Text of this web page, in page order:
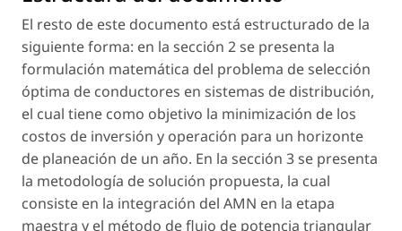
El resto de este documento está estructurado de la
siguiente forma: en la sección 2 se presenta la
formulación matemática del problema de selección
óptima de conductores en sistemas de distribución,
el cual tiene como objetivo la minimización de los
costos de inversión y operación para un horizonte
de planeación de un año. En la sección 3 se presenta
la metodología de solución propuesta, la cual
consiste en la integración del AMN en la etapa
maestra y el método de flujo de potencia triangular